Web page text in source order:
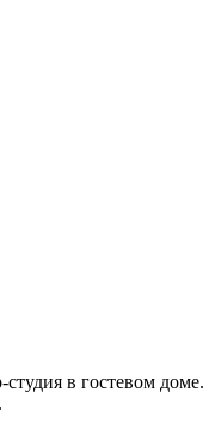
в гостевом